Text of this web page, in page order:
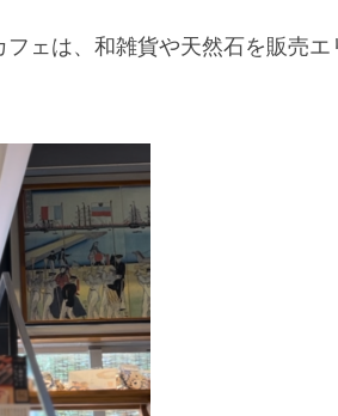
ェは、和雑貨や天然石を販売